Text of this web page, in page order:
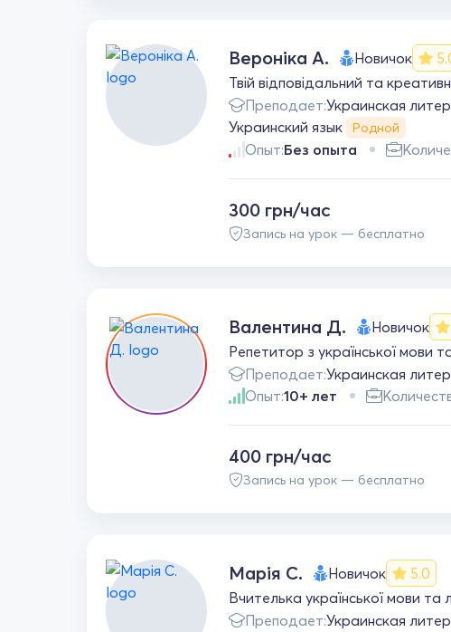
Вероніка А. Новичок
Твій відповідальний та
Преподает:Украинская
Украинский язык Родной
Опыт:Без опыта
300 грн/час
Запись на урок — бесплатно
Валентина Д. Новичок
Репетитор з української мови
Преподает:Украинская
Опыт:10+ лет
400 грн/час
Запись на урок — бесплатно
Марія С. Новичок
5.0
Вчителька української мови
Преподает:Украинская